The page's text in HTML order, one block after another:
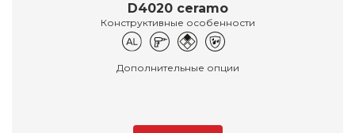
D4020 ceramo
Конструктивные особенности
Дополнительные опции